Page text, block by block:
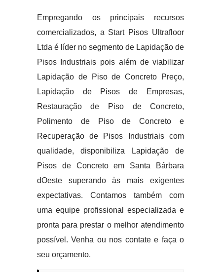
Empregando os principais recursos
comercializados, a Start Pisos Ultrafloor
Ltda é líder no segmento de Lapidação de
Pisos Industriais pois além de viabilizar
Lapidação de Piso de Concreto Preço,
Lapidação de Pisos de Empresas,
Restauração de Piso de Concreto,
Polimento de Piso de Concreto e
Recuperação de Pisos Industriais com
qualidade, disponibiliza Lapidação de
Pisos de Concreto em Santa Bárbara
dOeste superando às mais exigentes
expectativas. Contamos também com
uma equipe profissional especializada e
pronta para prestar o melhor atendimento
possível. Venha ou nos contate e faça o
seu orçamento.